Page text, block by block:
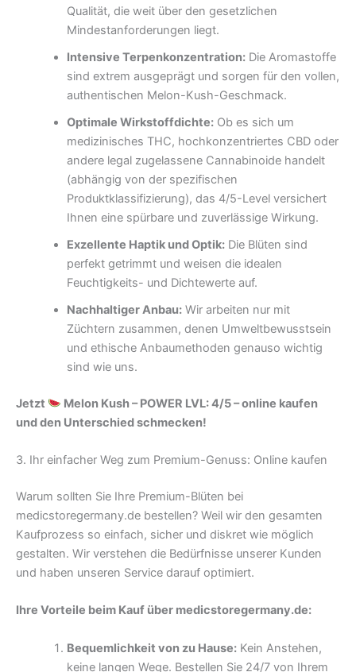
Qualität, die weit über den gesetzlichen
Mindestanforderungen liegt.
Intensive Terpenkonzentration:Die Aromastoffe
sind extrem ausgeprägt und sorgen für den vollen,
authentischen Melon-Kush-Geschmack.
Optimale Wirkstoffdichte:Ob es sich um
medizinisches THC, hochkonzentriertes CBD oder
andere legal zugelassene Cannabinoide handelt
(abhängig von der spezifischen
Produktklassifizierung), das 4/5-Level versichert
Ihnen eine spürbare und zuverlässige Wirkung.
Exzellente Haptik und Optik:Die Blüten sind
perfekt getrimmt und weisen die idealen
Feuchtigkeits- und Dichtewerte auf.
Nachhaltiger Anbau:Wir arbeiten nur mit
Züchtern zusammen, denen Umweltbewusstsein
und ethische Anbaumethoden genauso wichtig
sind wie uns.
Jetzt
Melon Kush – POWER LVL: 4/5 – online kaufen
und den Unterschied schmecken!
3. Ihr einfacher Weg zum Premium-Genuss: Online kaufen
Warum sollten Sie Ihre Premium-Blüten bei
medicstoregermany.de bestellen? Weil wir den gesamten
Kaufprozess so einfach, sicher und diskret wie möglich
gestalten. Wir verstehen die Bedürfnisse unserer Kunden
und haben unseren Service darauf optimiert.
Ihre Vorteile beim Kauf über medicstoregermany.de:
Bequemlichkeit von zu Hause:Kein Anstehen,
keine langen Wege. Bestellen Sie 24/7 von Ihrem